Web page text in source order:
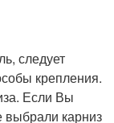
следует
крепления.
Если Вы
выбрали карниз